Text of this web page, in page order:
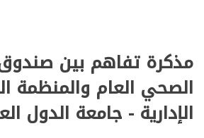
مذكرة تفاهم بين صندوق
الصحي العام والمنظمة
الإدارية - جامعة الدول